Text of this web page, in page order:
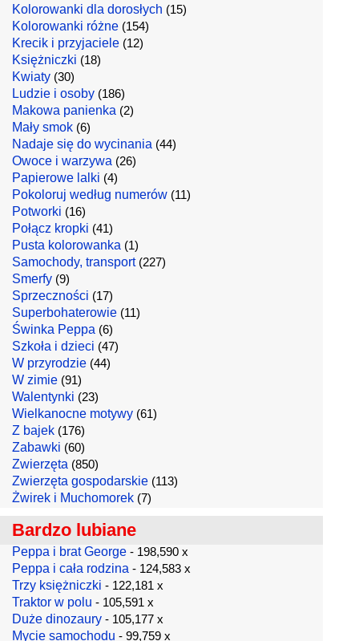
Kolorowanki dla dorosłych (15)
Kolorowanki różne (154)
Krecik i przyjaciele (12)
Księżniczki (18)
Kwiaty (30)
Ludzie i osoby (186)
Makowa panienka (2)
Mały smok (6)
Nadaje się do wycinania (44)
Owoce i warzywa (26)
Papierowe lalki (4)
Pokoloruj według numerów (11)
Potworki (16)
Połącz kropki (41)
Pusta kolorowanka (1)
Samochody, transport(227)
Smerfy (9)
Sprzeczności (17)
Superbohaterowie (11)
Świnka Peppa (6)
Szkoła i dzieci (47)
W przyrodzie (44)
W zimie (91)
Walentynki (23)
Wielkanocne motywy (61)
Z bajek (176)
Zabawki (60)
Zwierzęta (850)
Zwierzęta gospodarskie (113)
Żwirek i Muchomorek (7)
Bardzo lubiane
Peppa i brat George - 198,590 x
Peppa i cała rodzina - 124,583 x
Trzy księżniczki - 122,181 x
Traktor w polu - 105,591 x
Duże dinozaury - 105,177 x
Mycie samochodu - 99,759 x